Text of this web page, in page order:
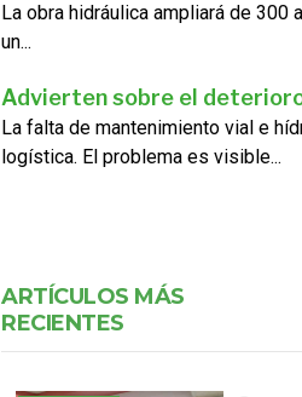
La obra hidráulica ampliará de
un...
Advierten sobre el
La falta de mantenimiento vial e
logística. El problema es visible...
ARTÍCULOS MÁS
RECIENTES